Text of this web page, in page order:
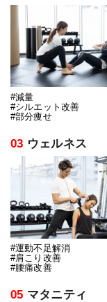
#減量
#シルエット改善
#部分痩せ
03 ウェルネス
#運動不足解消
#肩こり改善
#腰痛改善
05 マタニティ